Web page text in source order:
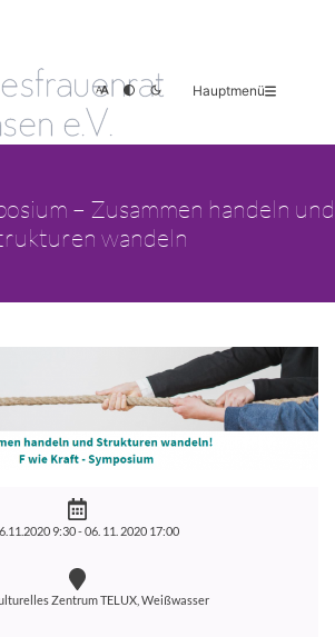
Hauptmenü
– Zusammen handeln und
wandeln
9:30 -06. 11. 2020 17:00
Zentrum TELUX, Weißwasser